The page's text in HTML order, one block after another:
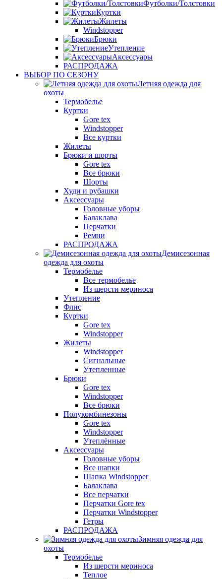
Футболки/Толстовки
Куртки
Жилеты
Windstopper
Брюки
Утепление
Аксессуары
РАСПРОДАЖА
ВЫБОР ПО СЕЗОНУ
Летняя одежда для
охоты
Термобелье
Куртки
Gore tex
Windstopper
Все куртки
Жилеты
Брюки и шорты
Gore tex
Все брюки
Шорты
Худи и рубашки
Аксессуары
Головные уборы
Балаклава
Перчатки
Ремни
РАСПРОДАЖА
Демисезонная
одежда для охоты
Термобелье
Все термобелье
Из шерсти мериноса
Утепление
Флис
Куртки
Gore tex
Windstopper
Жилеты
Windstopper
Сигнальные
Утепленные
Брюки
Gore tex
Windstopper
Все брюки
Полукомбинезоны
Gore tex
Windstopper
Утеплённые
Аксессуары
Головные уборы
Все шапки
Шапка Windstopper
Балаклава
Все перчатки
Перчатки Gore tex
Перчатки Windstopper
Гетры
РАСПРОДАЖА
Зимняя одежда для
охоты
Термобелье
Из шерсти мериноса
Теплое